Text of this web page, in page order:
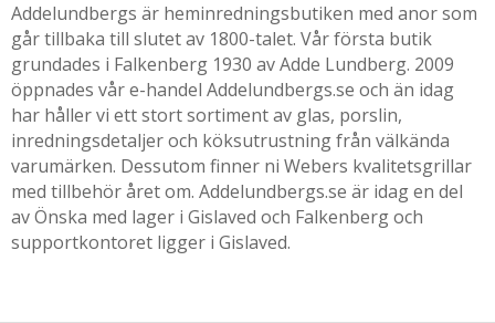
Addelundbergs är heminredningsbutiken med anor som
går tillbaka till slutet av 1800-talet. Vår första butik
grundades i Falkenberg 1930 av Adde Lundberg. 2009
öppnades vår e-handel Addelundbergs.se och än idag
har håller vi ett stort sortiment av glas, porslin,
inredningsdetaljer och köksutrustning från välkända
varumärken. Dessutom finner ni Webers kvalitetsgrillar
med tillbehör året om. Addelundbergs.se är idag en del
av Önska med lager i Gislaved och Falkenberg och
supportkontoret ligger i Gislaved.